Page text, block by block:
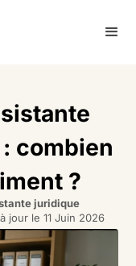
combien
?
juridique
jour le 11 Juin 2026